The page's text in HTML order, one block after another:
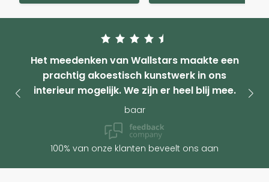
Het meedenken van Wallstars maakte een
prachtig akoestisch kunstwerk in ons
interieur mogelijk. We zijn er heel blij mee.
baar
100% van onze klanten beveelt ons aan